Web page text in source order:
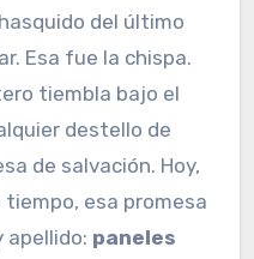
del último
Esa fue la chispa.
tiembla bajo el
destello de
de salvación. Hoy,
esa promesa
apellido: paneles